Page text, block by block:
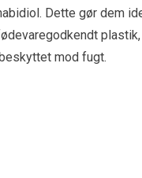
Dette gør dem
mod fugt.